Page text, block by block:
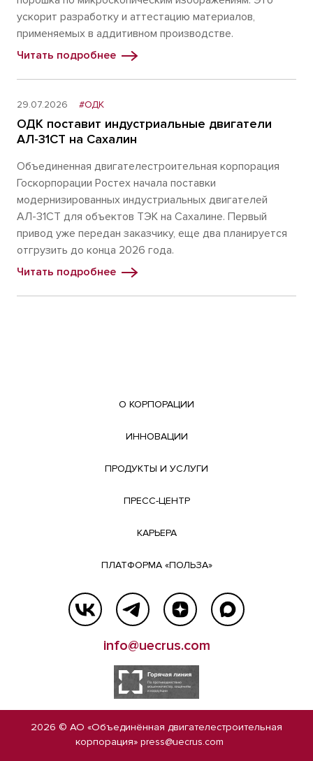
ускорит разработку и аттестацию материалов,
применяемых в аддитивном производстве.
Читать подробнее
29.07.2026 #ОДК
ОДК поставит индустриальные двигатели
АЛ-31СТ на Сахалин
Объединенная двигателестроительная корпорация
Госкорпорации Ростех начала поставки
модернизированных индустриальных двигателей
АЛ-31СТ для объектов ТЭК на Сахалине. Первый
привод уже передан заказчику, еще два планируется
отгрузить до конца 2026 года.
Читать подробнее
О КОРПОРАЦИИ
ИННОВАЦИИ
ПРОДУКТЫ И УСЛУГИ
ПРЕСС-ЦЕНТР
КАРЬЕРА
ПЛАТФОРМА «ПОЛЬЗА»
info@uecrus.com
2026 © АО «Объединённая двигателестроительная
корпорация» press@uecrus.com